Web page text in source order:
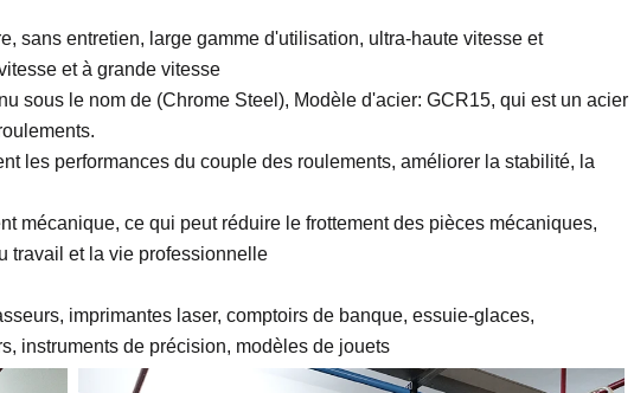
sans entretien, large gamme d'utilisation, ultra-haute vitesse et
et à grande vitesse
sous le nom de (Chrome Steel), Modèle d'acier: GCR15, qui est un acier
les performances du couple des roulements, améliorer la stabilité, la
mécanique, ce qui peut réduire le frottement des pièces mécaniques,
travail et la vie professionnelle
imprimantes laser, comptoirs de banque, essuie-glaces,
instruments de précision, modèles de jouets